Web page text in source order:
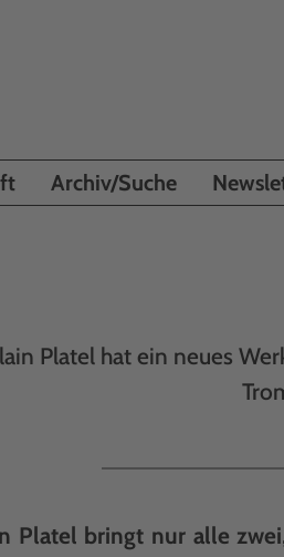
Archiv/Suche
Platel hat ein neues
Platel bringt nur alle